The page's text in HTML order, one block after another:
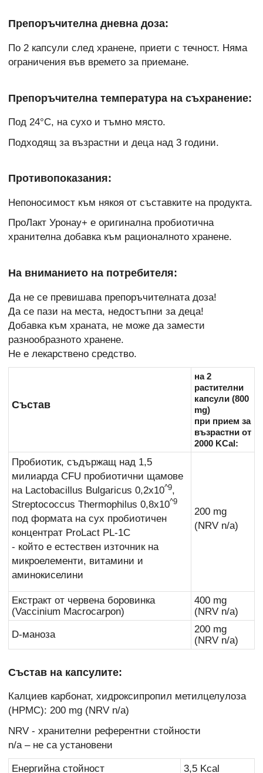
Препоръчителна дневна доза:
По 2 капсули след хранене, приети с течност. Няма
ограничения във времето за приемане.
Препоръчителна температура на съхранение:
Под 24°С, на сухо и тъмно място.
Подходящ за възрастни и деца над 3 години.
Противопоказания:
Непоносимост към някоя от съставките на продукта.
ПроЛакт Уронау+ е оригинална пробиотична
хранителна добавка към рационалното хранене.
На вниманието на потребителя:
Да не се превишава препоръчителната доза!
Да се пази на места, недостъпни за деца!
Добавка към храната, не може да замести
разнообразното хранене.
Не е лекарствено средство.
Състав
на 2
растителни
капсули (800
mg)
при прием за
възрастни от
2000 KCal:
Пробиотик, съдържащ над 1,5
милиарда CFU пробиотични щамове
на Lactobacillus Bulgaricus 0,2x10^9,
Streptococcus Thermophilus 0,8x10^9
под формата на сух пробиотичен
концентрат ProLact PL-1C
- който е естествен източник на
микроелементи, витамини и
аминокиселини
200 mg
(NRV n/a)
Екстракт от червена боровинка
(Vaccinium Macrocarpon)
400 mg
(NRV n/a)
D-маноза
200 mg
(NRV n/a)
Състав на капсулите:
Калциев карбонат, хидроксипропил метилцелулоза
(HPMC): 200 mg (NRV n/a)
NRV - хранителни референтни стойности
n/a – не са установени
Енергийна стойност 3,5 Kcal